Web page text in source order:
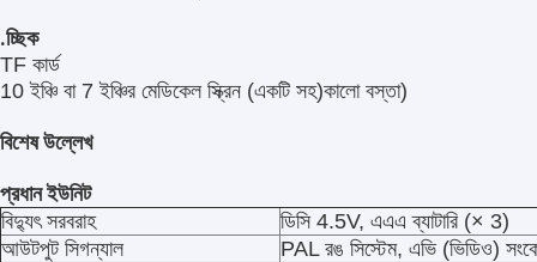
.চ্ছিক
TF কার্ড
10 ইঞ্চি বা 7 ইঞ্চির মেডিকেল স্ক্রিন (একটি সহ)কালো বস্তা)
বিশেষ উল্লেখ
প্রধান ইউনিট
বিদ্যুৎ সরবরাহ
ডিসি 4.5V, এএএ ব্যাটারি (× 3)
আউটপুট সিগন্যাল
PAL রঙ সিস্টেম, এভি (ভিডিও)